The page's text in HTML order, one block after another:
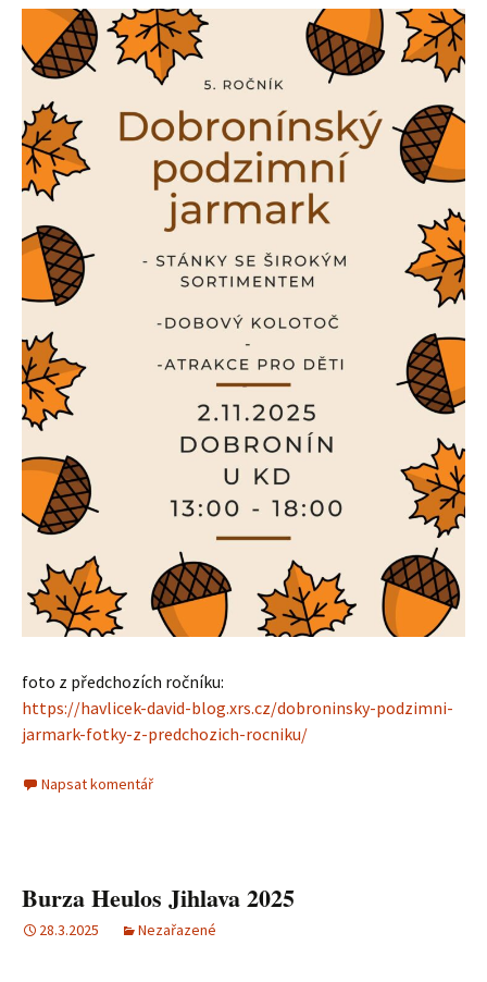
foto z předchozích ročníku:
https://havlicek-david-blog.xrs.cz/dobroninsky-podzimni-
jarmark-fotky-z-predchozich-rocniku/
Napsat komentář
Burza Heulos Jihlava 2025
28.3.2025 Nezařazené